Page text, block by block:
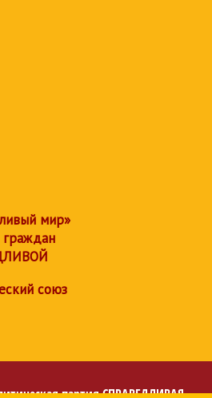
мир»
союз
партияСПРАВЕДЛИВАЯ